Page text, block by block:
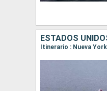
ESTADOS
Itinerario : Nueva